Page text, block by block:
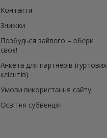
Контакти
Знижки
Позбудься зайвого – обери
своє!
Анкета для партнерів (гуртових
клієнтів)
Умови використання сайту
Освітня субвенція